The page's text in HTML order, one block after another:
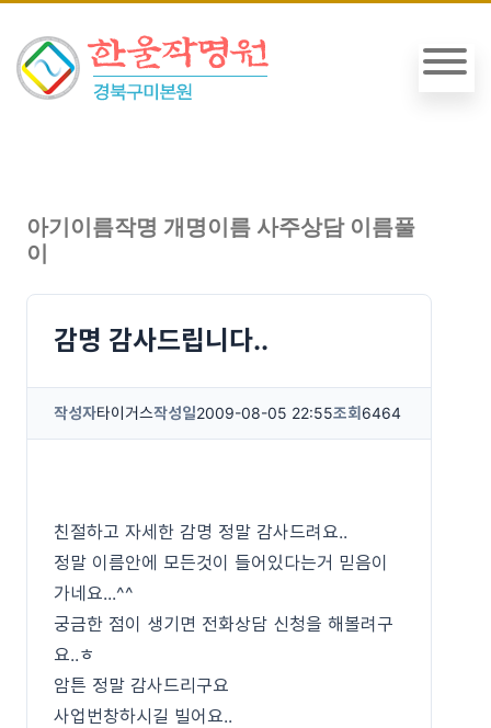
아기이름작명 개명이름 사주상담 이름풀
이
감명 감사드립니다..
작성자타이거스작성일2009-08-05 22:55조회 6464
친절하고 자세한 감명 정말 감사드려요..
정말 이름안에 모든것이 들어있다는거 믿음이
가네요...^^
궁금한 점이 생기면 전화상담 신청을 해볼려구
요..ㅎ
암튼 정말 감사드리구요
사업번창하시길 빌어요..